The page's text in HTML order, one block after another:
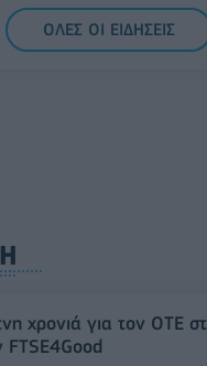
ΟΛΕΣ ΟΙ ΕΙΔΗΣΕΙΣ
χρονιά για τον ΟΤΕ
FTSE4Good